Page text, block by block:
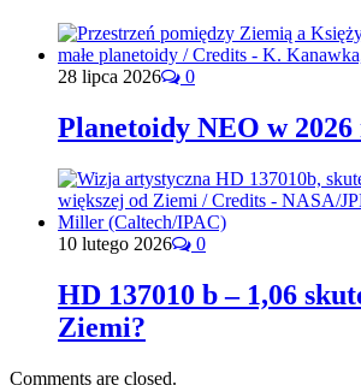
28 lipca 2026 0
Planetoidy NEO w
10 lutego 2026 0
HD 137010 b – 1,06
Ziemi?
Comments are closed.